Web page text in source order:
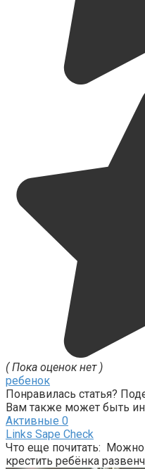
( Пока оценок нет )
ребенок
Понравилась статья?
Вам также может быть
Активные 0
Links Sape Check
Что еще почитать:
крестить ребёнка